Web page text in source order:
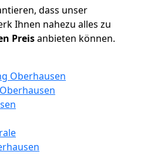
dass unser
Ihnen nahezu alles zu
Preisanbieten können.
Oberhausen